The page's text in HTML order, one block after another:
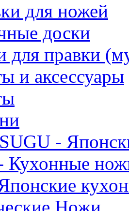
для ножей
доски
для правки
и аксессуары
-
Кухонные